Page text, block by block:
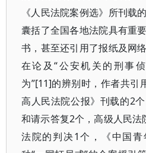
《人民法院案例选》所刊载
囊括了全国各地法院具有重
书，甚至还引用了报纸及网
在论及“公安机关的刑事
为”[11]的辨别时，作者共引
高人民法院公报》刊载的2
和请示答复2个，高级人民
法院的判决1个，《中国